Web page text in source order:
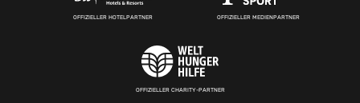
OFFIZIELLER HOTELPARTNER OFFIZIELLER MEDIENPARTNER
OFFIZIELLER CHARITY-PARTNER